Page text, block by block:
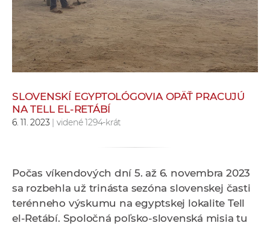
p
r
a
c
o
n
c
h
a
p
SLOVENSKÍ EGYPTOLÓGOVIA OPÄŤ PRACUJÚ
NA TELL EL-RETÁBÍ
6. 11. 2023 | videné 1294-krát
Počas víkendových dní 5. až 6. novembra 2023
sa rozbehla už trinásta sezóna slovenskej časti
terénneho výskumu na egyptskej lokalite Tell
el-Retábí. Spoločná poľsko-slovenská misia tu